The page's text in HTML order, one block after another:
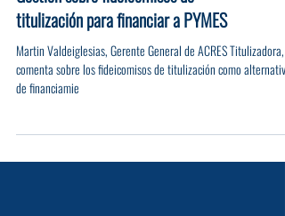
ACRES Finance comenta en Diario
Gestión sobre fideicomisos de
titulización para financiar a PYMES
Martin Valdeiglesias, Gerente General de ACRES Titulizadora,
de financiamie